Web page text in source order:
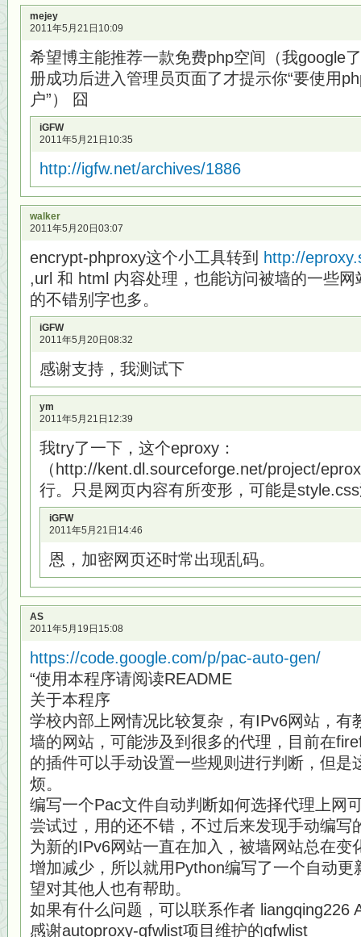
mejey
2011年5月21日10:09
希望博主能推荐一款免费php空间（我google
册成功后进入管理员页面了才提示你“要使用
户”） 囧
iGFW
2011年5月21日10:35
http://igfw.net/archives/1886
walker
2011年5月20日03:07
encrypt-phproxy这个小工具转到
http://
,url 和 html 内容处理，也能访问被墙的一些
的不错别字也多。
iGFW
2011年5月20日08:32
感谢支持，我测试下
ym
2011年5月21日12:39
我try了一下，这个eproxy：
（http://kent.dl.sourceforge.net/project/
行。只是网页内容有所变形，可能是
iGFW
2011年5月21日14:46
恩，加密网页还时常出现乱码。
AS
2011年5月19日15:08
https://code.google.com/p/pac-auto-gen/
“使用本程序请阅读README
关于本程序
学校内部上网情况比较复杂，有IPv6网站，有
墙的网站，可能涉及到很多的代理，目前在
的插件可以手动设置一些规则进行判断，但是
烦。
编写一个Pac文件自动判断如何选择代理上网
尝试过，用的还不错，不过后来发现手动编写
为新的IPv6网站一直在加入，被墙网站总在变
增加减少，所以就用Python编写了一个自动更
望对其他人也有帮助。
如果有什么问题，可以联系作者 liangqing226
感谢autoproxy-gfwlist项目维护的gfwlist